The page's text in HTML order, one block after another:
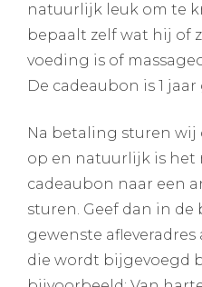
natuurlijk leuk om te
bepaalt zelf wat hij of
voeding is of
De cadeaubon is 1
Na betaling sturen wij
op en natuurlijk is het
cadeaubon naar een
sturen. Geef dan in
gewenste afleveradres
die wordt bijgevoegd